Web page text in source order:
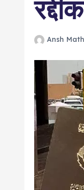
Ansh